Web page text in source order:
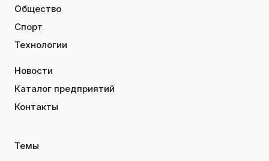
Общество
Спорт
Технологии
Новости
Каталог предприятий
Контакты
Темы